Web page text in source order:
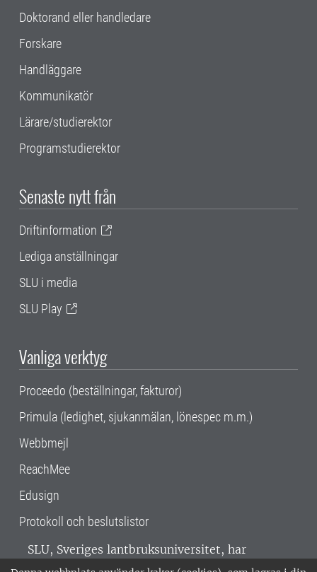
Doktorand eller handledare
Forskare
Handläggare
Kommunikatör
Lärare/studierektor
Programstudierektor
Senaste nytt från
Driftinformation
Lediga anställningar
SLU i media
SLU Play
Vanliga verktyg
Proceedo (beställningar, fakturor)
Primula (ledighet, sjukanmälan, lönespec m.m.)
Webbmejl
ReachMee
Edusign
Protokoll och beslutslistor
SLU, Sveriges lantbruksuniversitet, har
verksamhet över hela Sverige. Huvudorter är